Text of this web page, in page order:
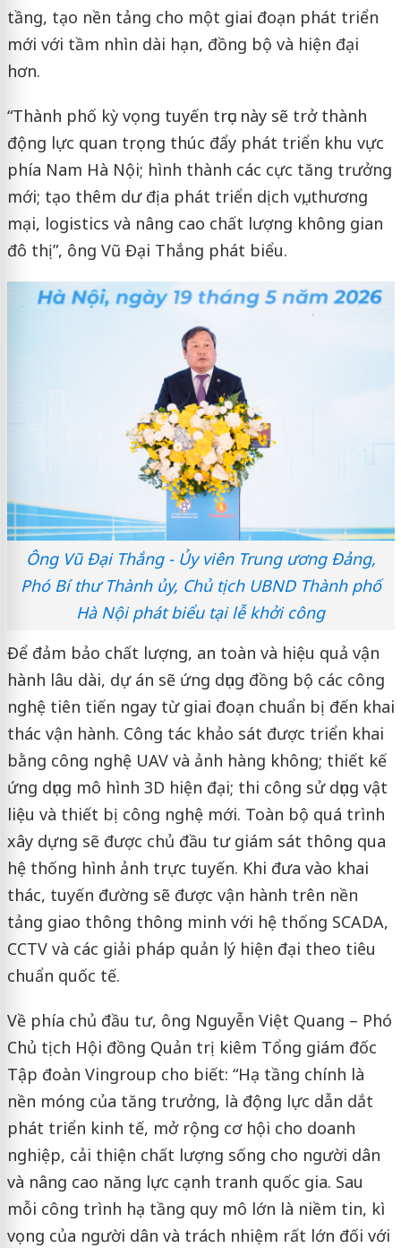
tầng, tạo nền tảng cho một giai đoạn phát triển
mới với tầm nhìn dài hạn, đồng bộ và hiện đại
hơn.
“Thành phố kỳ vọng tuyến trục này sẽ trở thành
động lực quan trọng thúc đẩy phát triển khu vực
phía Nam Hà Nội; hình thành các cực tăng trưởng
mới; tạo thêm dư địa phát triển dịch vụ, thương
mại, logistics và nâng cao chất lượng không gian
đô thị”, ông Vũ Đại Thắng phát biểu.
Ông Vũ Đại Thắng - Ủy viên Trung ương Đảng,
Phó Bí thư Thành ủy, Chủ tịch UBND Thành phố
Hà Nội phát biểu tại lễ khởi công
Để đảm bảo chất lượng, an toàn và hiệu quả vận
hành lâu dài, dự án sẽ ứng dụng đồng bộ các công
nghệ tiên tiến ngay từ giai đoạn chuẩn bị đến khai
thác vận hành. Công tác khảo sát được triển khai
bằng công nghệ UAV và ảnh hàng không; thiết kế
ứng dụng mô hình 3D hiện đại; thi công sử dụng vật
liệu và thiết bị công nghệ mới. Toàn bộ quá trình
xây dựng sẽ được chủ đầu tư giám sát thông qua
hệ thống hình ảnh trực tuyến. Khi đưa vào khai
thác, tuyến đường sẽ được vận hành trên nền
tảng giao thông thông minh với hệ thống SCADA,
CCTV và các giải pháp quản lý hiện đại theo tiêu
chuẩn quốc tế.
Về phía chủ đầu tư, ông Nguyễn Việt Quang – Phó
Chủ tịch Hội đồng Quản trị kiêm Tổng giám đốc
Tập đoàn Vingroup cho biết: “Hạ tầng chính là
nền móng của tăng trưởng, là động lực dẫn dắt
phát triển kinh tế, mở rộng cơ hội cho doanh
nghiệp, cải thiện chất lượng sống cho người dân
và nâng cao năng lực cạnh tranh quốc gia. Sau
mỗi công trình hạ tầng quy mô lớn là niềm tin, kì
vọng của người dân và trách nhiệm rất lớn đối với